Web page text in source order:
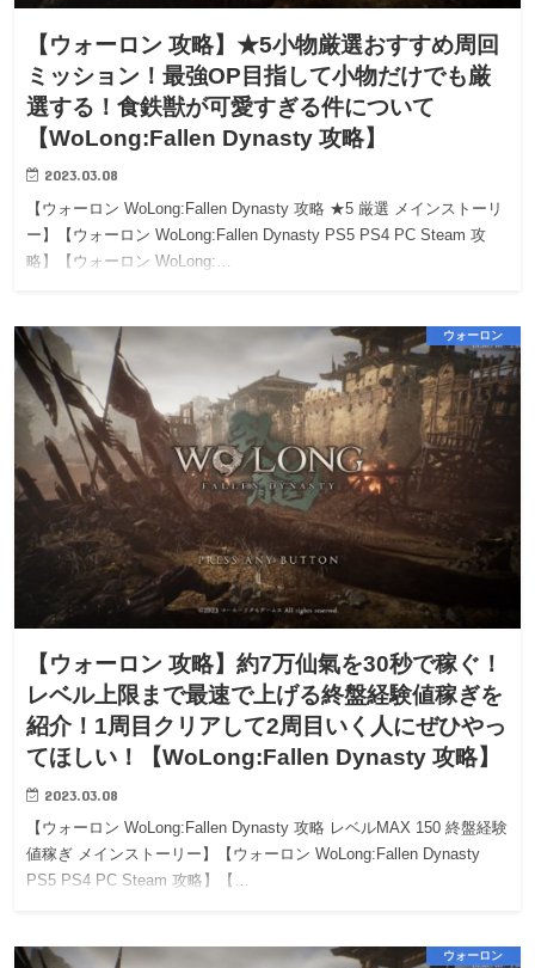
【ウォーロン 攻略】★5小物厳選おすすめ周回
ミッション！最強OP目指して小物だけでも厳
選する！食鉄獣が可愛すぎる件について
【WoLong:Fallen Dynasty 攻略】
2023.03.08
【ウォーロン WoLong:Fallen Dynasty 攻略 ★5 厳選 メインストーリ
ー】【ウォーロン WoLong:Fallen Dynasty PS5 PS4 PC Steam 攻
略】【ウォーロン WoLong:…
ウォーロン
【ウォーロン 攻略】約7万仙氣を30秒で稼ぐ！
レベル上限まで最速で上げる終盤経験値稼ぎを
紹介！1周目クリアして2周目いく人にぜひやっ
てほしい！【WoLong:Fallen Dynasty 攻略】
2023.03.08
【ウォーロン WoLong:Fallen Dynasty 攻略 レベルMAX 150 終盤経験
値稼ぎ メインストーリー】【ウォーロン WoLong:Fallen Dynasty
PS5 PS4 PC Steam 攻略】【…
ウォーロン